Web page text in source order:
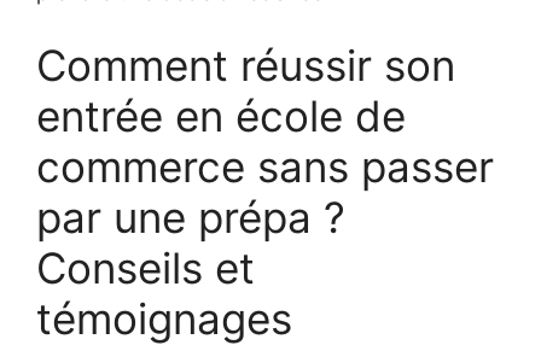
Comment réussir son
entrée en école de
commerce sans passer
par une prépa ?
Conseils et
témoignages